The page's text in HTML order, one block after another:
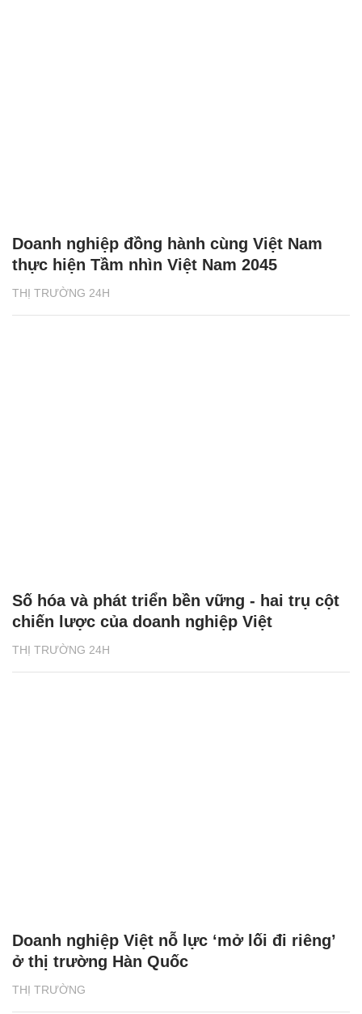
THỊ TRƯỜNG 24H
Doanh nghiệp đồng hành cùng Việt Nam
thực hiện Tầm nhìn Việt Nam 2045
THỊ TRƯỜNG 24H
Số hóa và phát triển bền vững - hai trụ cột
chiến lược của doanh nghiệp Việt
THỊ TRƯỜNG
Doanh nghiệp Việt nỗ lực ‘mở lối đi riêng’
ở thị trường Hàn Quốc